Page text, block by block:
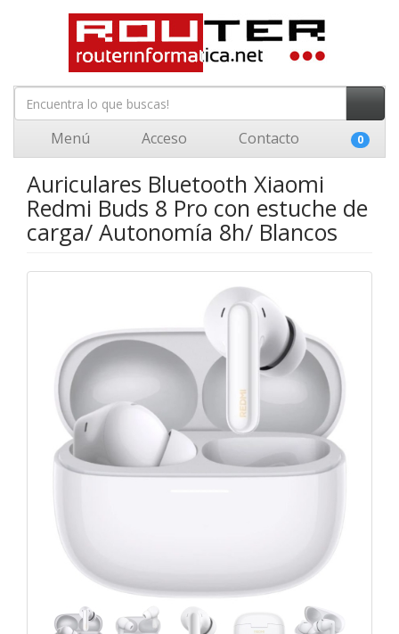
Menú Acceso Contacto 0
Auriculares Bluetooth Xiaomi
Redmi Buds 8 Pro con estuche de
carga/ Autonomía 8h/ Blancos